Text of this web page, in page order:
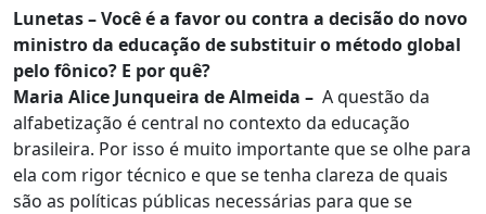
Lunetas – Você é a favor ou contra a decisão do novo
ministro da educação de substituir o método global
pelo fônico? E por quê?
Maria Alice Junqueira de Almeida – A questão da
alfabetização é central no contexto da educação
brasileira. Por isso é muito importante que se olhe para
ela com rigor técnico e que se tenha clareza de quais
são as políticas públicas necessárias para que se